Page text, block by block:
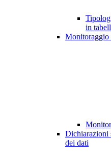
in
Monitoraggio
Dichiarazioni
dei dati